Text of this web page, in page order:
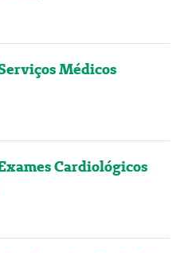
Médicos
Cardiológicos